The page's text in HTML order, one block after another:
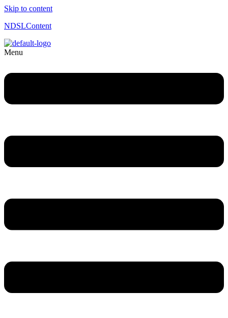
Skip to content
NDSLContent
Menu